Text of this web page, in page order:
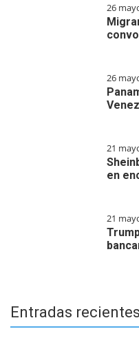
26
26
21
en
21
Entradas recientes